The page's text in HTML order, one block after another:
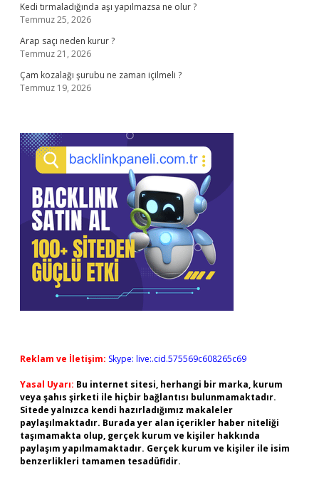
Kedi tırmaladığında aşı yapılmazsa ne olur ?
Temmuz 25, 2026
Arap saçı neden kurur ?
Temmuz 21, 2026
Çam kozalağı şurubu ne zaman içilmeli ?
Temmuz 19, 2026
Reklam ve İletişim: Skype: live:.cid.575569c608265c69
Yasal Uyarı: Bu internet sitesi, herhangi bir marka, kurum
veya şahıs şirketi ile hiçbir bağlantısı bulunmamaktadır.
Sitede yalnızca kendi hazırladığımız makaleler
paylaşılmaktadır. Burada yer alan içerikler haber niteliği
taşımamakta olup, gerçek kurum ve kişiler hakkında
paylaşım yapılmamaktadır. Gerçek kurum ve kişiler ile isim
benzerlikleri tamamen tesadüfidir.